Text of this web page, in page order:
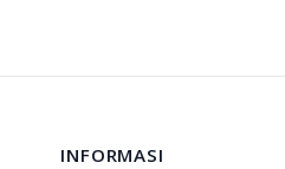
INFORMASI